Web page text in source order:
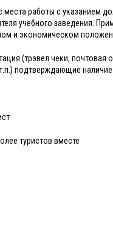
места работы с указанием
учебного заведения.
и экономическом
(трэвел чеки, почтовая
подтверждающие
туристов вместе